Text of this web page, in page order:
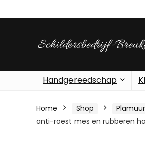
Handgereedschap
Home Shop
anti-roest mes en rubberen